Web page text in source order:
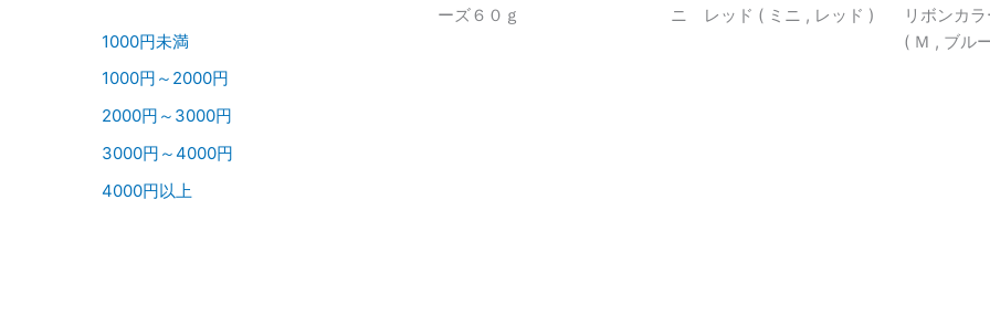
1000円未満
1000円～2000円
2000円～3000円
3000円～4000円
4000円以上
ーズ６０ｇ
ニ レッド ( ミニ , レッド )
リボンカ
( Ｍ , ブル